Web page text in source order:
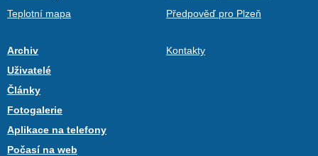
Teplotní mapa
Předpověď pro Plzeň
Archiv
Uživatelé
Články
Fotogalerie
Aplikace na telefony
Počasí na web
Kontakty